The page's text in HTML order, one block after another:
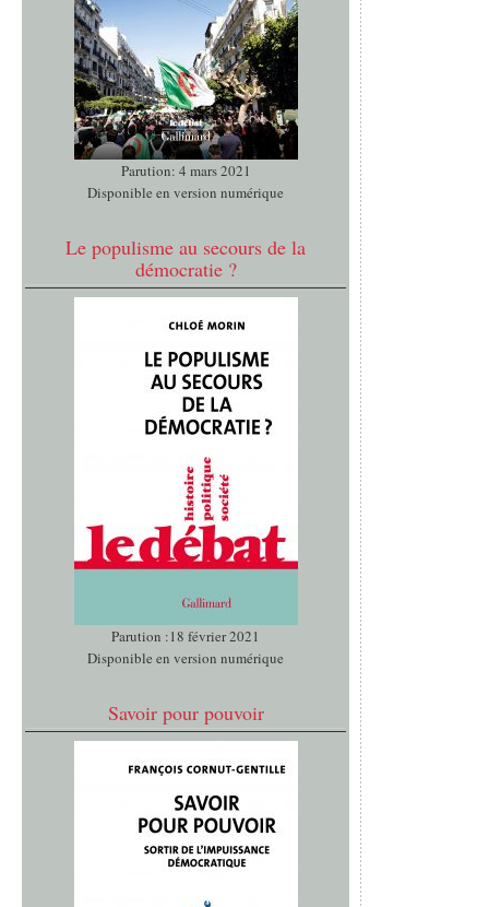
Parution: 4 mars 2021
Disponible en version numérique
Le populisme au secours de la
démocratie ?
Parution :18 février 2021
Disponible en version numérique
Savoir pour pouvoir